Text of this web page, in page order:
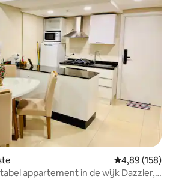
Gemiddelde
4,89 (158)
appartement in de wijk Dazzler,